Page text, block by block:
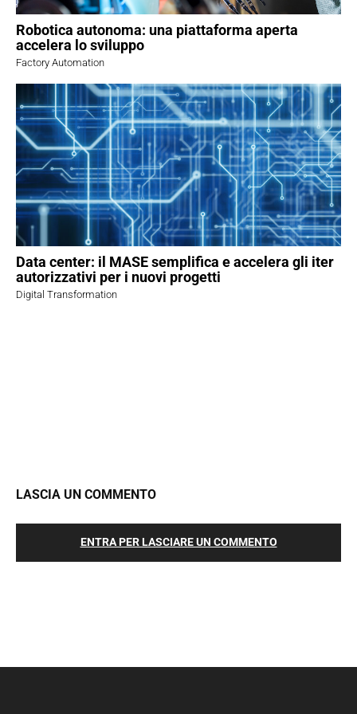
Robotica autonoma: una piattaforma aperta
accelera lo sviluppo
Factory Automation
Data center: il MASE semplifica e accelera gli iter
autorizzativi per i nuovi progetti
Digital Transformation
LASCIA UN COMMENTO
ENTRA PER LASCIARE UN COMMENTO